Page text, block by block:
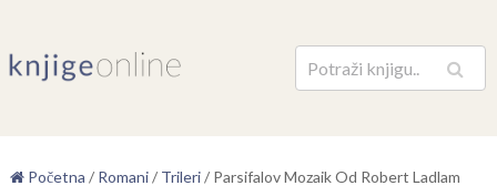
Pretraga
Početna / Romani/ Trileri/ Parsifalov Mozaik Od Robert Ladlam